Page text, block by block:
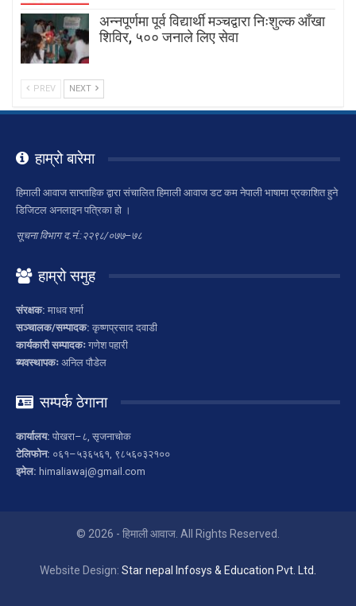
अन्नपूर्णमा पूर्व विद्यार्थी मञ्चद्वारा निःशुल्क आँखा
शिविर, ५०० जनाले लिए सेवा
PREV NEXT
हाम्रो बारेमा
हिमाली आवाज साप्ताहिक द्वारा संचालित हिमाली आवाज डट कम नेपाली भाषामा प्रकाशित हुने
डिजिटल अनलाइन पत्रिका हो ।
सूचना विभाग द.नं.:२२९८/०७७–७८
हाम्रो समुह
संरक्षक: माधव शर्मा
सञ्चालक/सम्पादक: कृष्णप्रसाद दवाडी
कार्यकारी सम्पादकः गणेश पहारी
ब्यवस्थापकः अनिल पौडेल
सम्पर्क ठेगाना
कार्यालय: पोखरा–८, सृजनाचोक
टेलिफोन: ०६१–५३६५६१, ९८५६०३२१००
इमेल: himaliawaj@gmail.com
© 2026 - हिमाली आवाज. All Rights Reserved.
Website Design: Star nepal Infosys & Education Pvt. Ltd.